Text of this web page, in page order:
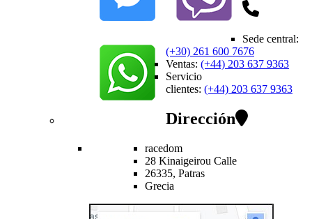
Sede central:
(+30) 261 600 7676
Ventas: (+44) 203 637 9363
Servicio
clientes: (+44) 203 637 9363
Dirección
racedom
28 Kinaigeirou Calle
26335, Patras
Grecia